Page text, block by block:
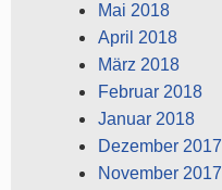
Mai 2018
April 2018
März 2018
Februar 2018
Januar 2018
Dezember 2017
November 2017